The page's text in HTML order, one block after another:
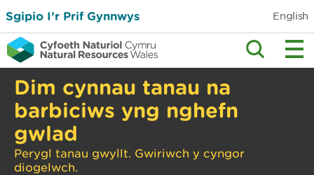
Sgipio I’r Prif Gynnwys English
Dim cynnau tanau na
barbiciws yng nghefn
gwlad
Perygl tanau gwyllt. Gwiriwch y cyngor
diogelwch.